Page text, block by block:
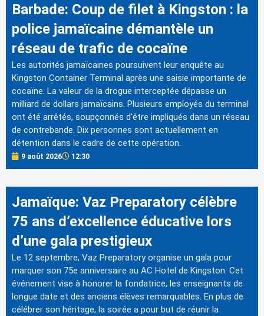
Barbade: Coup de filet à Kingston : la
police jamaïcaine démantèle un
réseau de trafic de cocaïne
Les autorités jamaïcaines poursuivent leur enquête au
Kingston Container Terminal après une saisie importante de
cocaïne. La valeur de la drogue interceptée dépasse un
milliard de dollars jamaïcains. Plusieurs employés du terminal
ont été arrêtés, soupçonnés d'être impliqués dans un réseau
de contrebande. Dix personnes sont actuellement en
détention dans le cadre de cette opération.
9 août 2026 12:30
Jamaïque: Vaz Preparatory célèbre
75 ans d’excellence éducative lors
d’une gala prestigieux
Le 12 septembre, Vaz Preparatory organise un gala pour
marquer son 75e anniversaire au AC Hotel de Kingston. Cet
événement vise à honorer la fondatrice, les enseignants de
longue date et des anciens élèves remarquables. En plus de
célébrer son héritage, la soirée a pour but de réunir la